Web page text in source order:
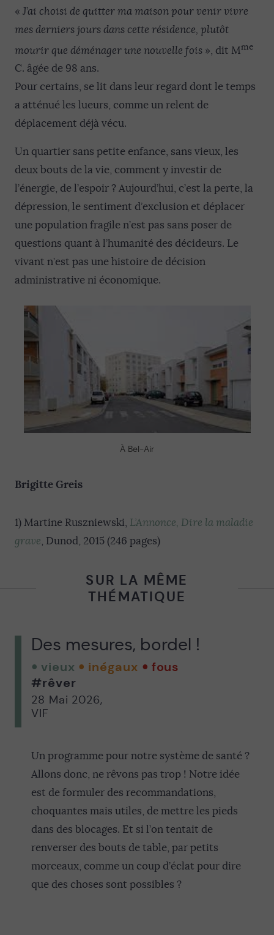
« J’ai choisi de quitter ma maison pour venir vivre
mes derniers jours dans cette résidence, plutôt
mourir que déménager une nouvelle fois », dit Mme
C. âgée de 98 ans.
Pour certains, se lit dans leur regard dont le temps
a atténué les lueurs, comme un relent de
déplacement déjà vécu.
Un quartier sans petite enfance, sans vieux, les
deux bouts de la vie, comment y investir de
l’énergie, de l’espoir ? Aujourd’hui, c’est la perte, la
dépression, le sentiment d’exclusion et déplacer
une population fragile n’est pas sans poser de
questions quant à l’humanité des décideurs. Le
vivant n’est pas une histoire de décision
administrative ni économique.
À Bel-Air
Brigitte Greis
1) Martine Ruszniewski, L’Annonce, Dire la maladie
grave, Dunod, 2015 (246 pages)
SUR LA MÊME
THÉMATIQUE
Des mesures, bordel !
vieux inégaux
fous
#rêver
28 Mai 2026,
VIF
Un programme pour notre système de santé ?
Allons donc, ne rêvons pas trop ! Notre idée
est de formuler des recommandations,
choquantes mais utiles, de mettre les pieds
dans des blocages. Et si l’on tentait de
renverser des bouts de table, par petits
morceaux, comme un coup d’éclat pour dire
que des choses sont possibles ?